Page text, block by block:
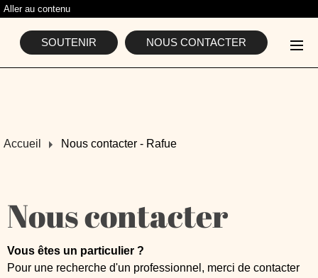
Aller au contenu
SOUTENIR L'ASSOCIATIONNOUS CONTACTER
Accueil Nous contacter - Rafue
Nous contacter
Vous êtes un particulier ?
Pour une recherche d'un professionnel, merci de contacter